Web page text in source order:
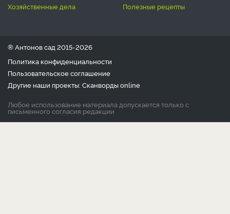
хозяйственные дела
полезные рецепты
® Антонов сад 2015-2026
Политика конфиденциальности
Пользовательское соглашение
Другие наши проекты: Сканвордыonline
Любое использование материала допускается только с
письменного согласия редакции